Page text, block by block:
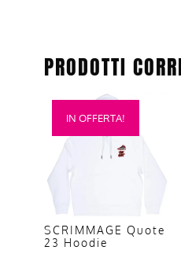
PRODOTTI
IN OFFERTA!
SCRIMMAGE Quote
23 Hoodie
Questo
prodotto
più
varianti.
Le
opzioni
possono